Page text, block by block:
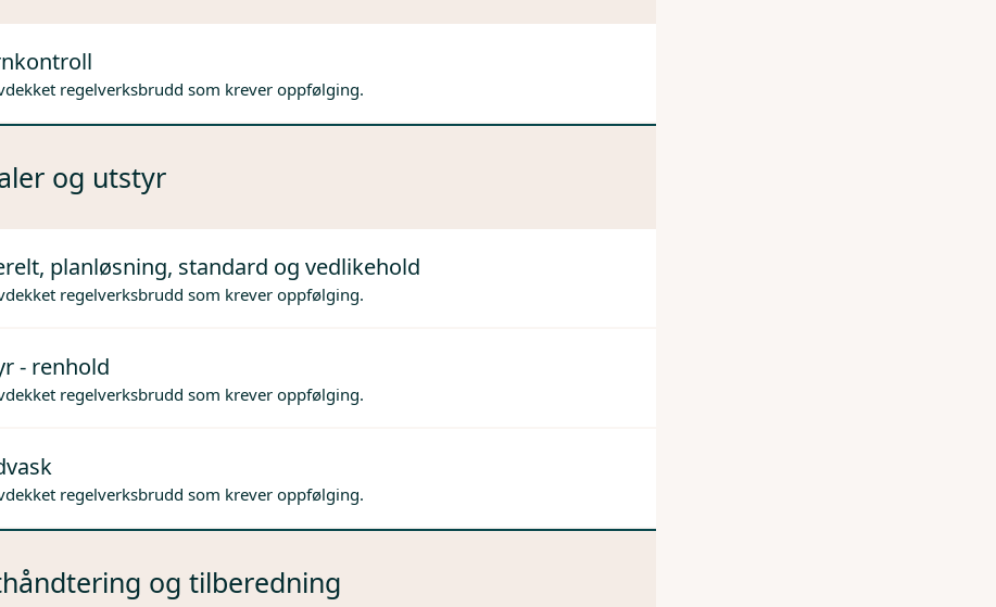
regelverksbrudd som krever oppfølging.
og utstyr
planløsning, standard og vedlikehold
regelverksbrudd som krever oppfølging.
- renhold
regelverksbrudd som krever oppfølging.
regelverksbrudd som krever oppfølging.
og tilberedning